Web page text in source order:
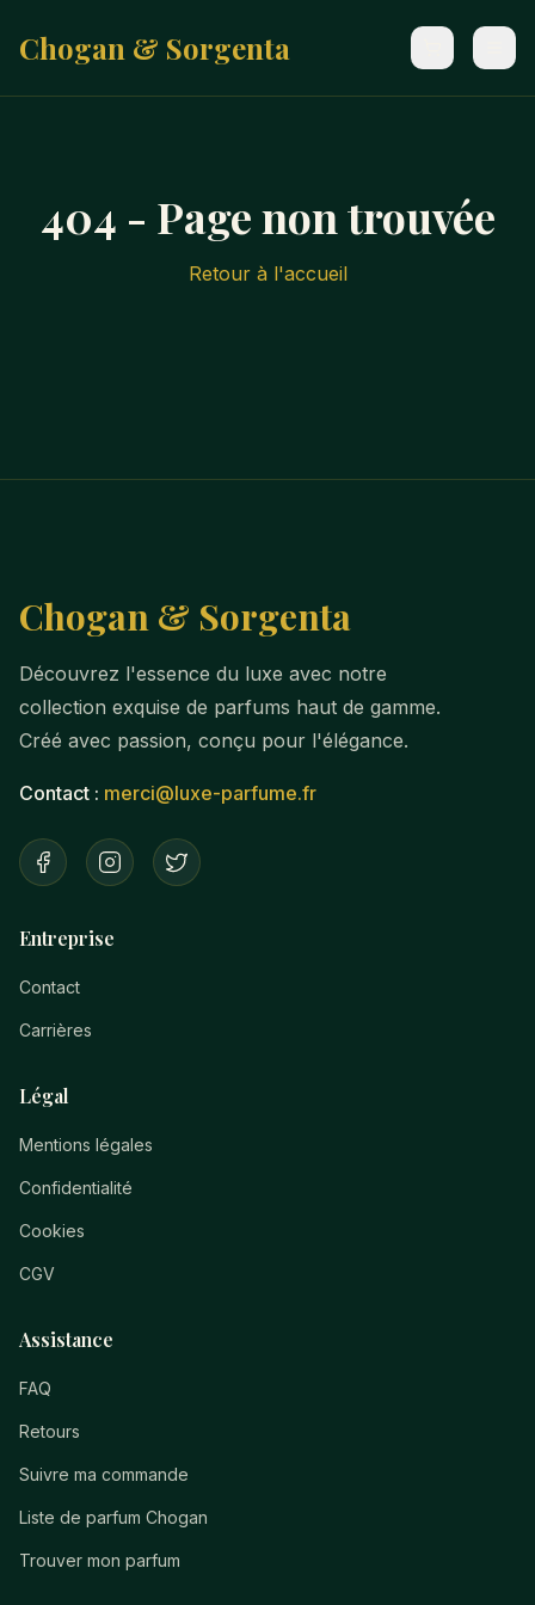
Chogan & Sorgenta
404 - Page non trouvée
Retour à l'accueil
Chogan & Sorgenta
Découvrez l'essence du luxe avec notre
collection exquise de parfums haut de gamme.
Créé avec passion, conçu pour l'élégance.
Contact : merci@luxe-parfume.fr
Entreprise
Contact
Carrières
Légal
Mentions légales
Confidentialité
Cookies
CGV
Assistance
FAQ
Retours
Suivre ma commande
Liste de parfum Chogan
Trouver mon parfum